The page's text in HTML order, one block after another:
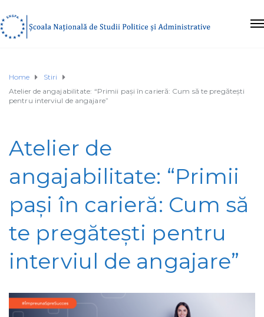
Home
Stiri
Atelier de angajabilitate: “Primii pași în carieră: Cum să te pregătești
pentru interviul de angajare”
Atelier de
angajabilitate: “Primii
pași în carieră: Cum să
te pregătești pentru
interviul de angajare”